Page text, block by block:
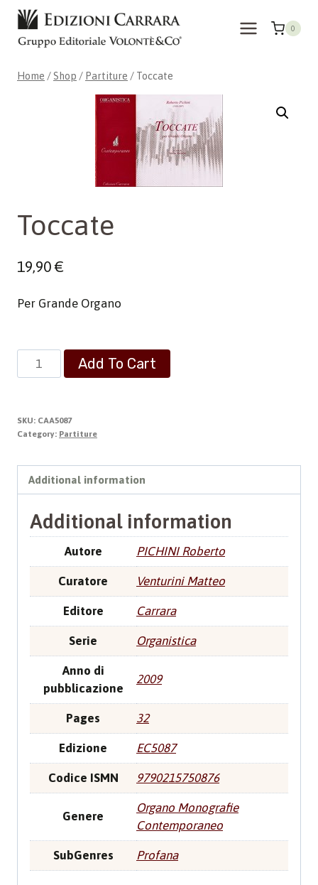
Skip
content
0
Home / Shop / Partiture / Toccate
Toccate
19,90€
Per Grande Organo
Toccate
quantity
Add To Cart
SKU: CAA5087
Category: Partiture
Additional information
Additional information
Autore PICHINI Roberto
Curatore Venturini Matteo
Editore Carrara
Serie Organistica
Anno di
pubblicazione
2009
Pages 32
Edizione EC5087
Codice ISMN 9790215750876
Genere
Organo Monografie
Contemporaneo
SubGenres Profana